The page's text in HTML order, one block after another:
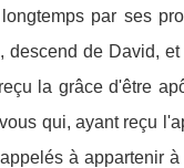
par ses
descend de David,
la grâce d'être
qui, ayant reçu
à appartenir